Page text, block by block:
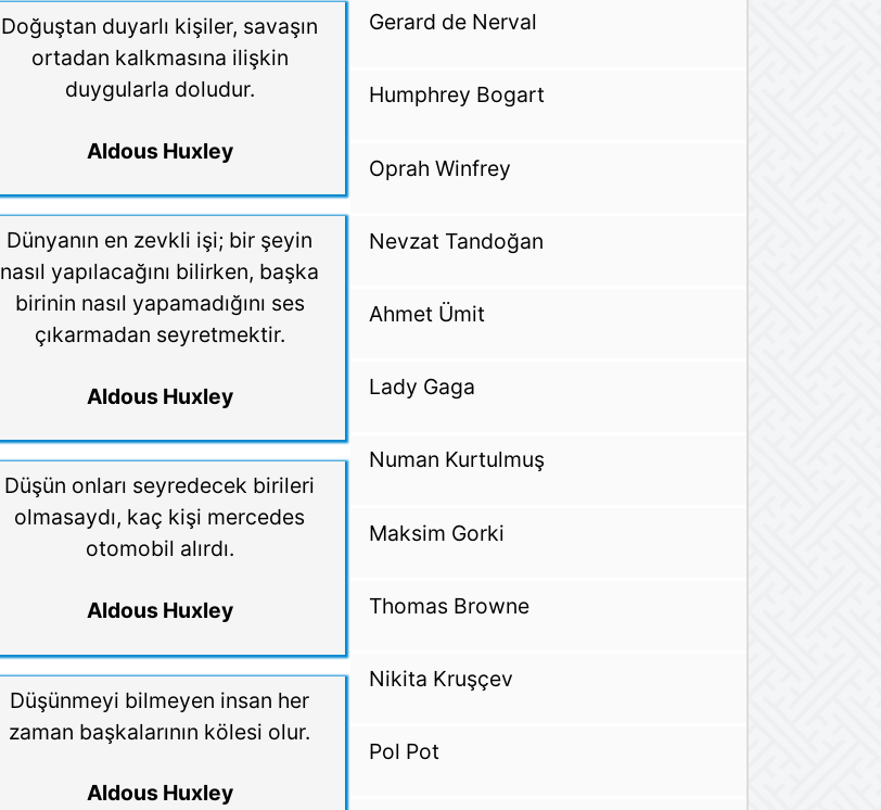
Doğuştan duyarlı kişiler, savaşın
ortadan kalkmasına ilişkin
duygularla doludur.
Aldous Huxley
Dünyanın en zevkli işi; bir şeyin
nasıl yapılacağını bilirken, başka
birinin nasıl yapamadığını ses
çıkarmadan seyretmektir.
Aldous Huxley
Düşün onları seyredecek birileri
olmasaydı, kaç kişi mercedes
otomobil alırdı.
Aldous Huxley
Düşünmeyi bilmeyen insan her
zaman başkalarının kölesi olur.
Aldous Huxley
Gerard de Nerval
Humphrey Bogart
Oprah Winfrey
Nevzat Tandoğan
Ahmet Ümit
Lady Gaga
Numan Kurtulmuş
Maksim Gorki
Thomas Browne
Nikita Kruşçev
Pol Pot